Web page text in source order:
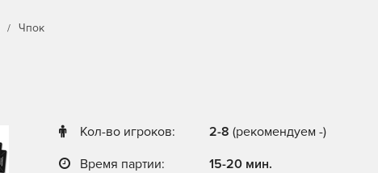
Чпок
Кол-во игроков: 2-8 (рекомендуем -)
Время партии:
15-20 мин.